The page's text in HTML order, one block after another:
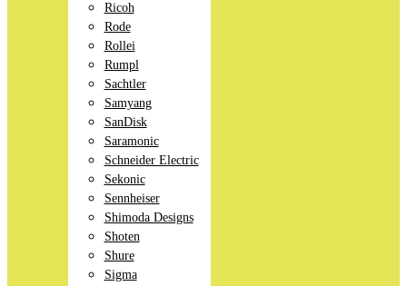
Ricoh
Rode
Rollei
Rumpl
Sachtler
Samyang
SanDisk
Saramonic
Schneider Electric
Sekonic
Sennheiser
Shimoda Designs
Shoten
Shure
Sigma